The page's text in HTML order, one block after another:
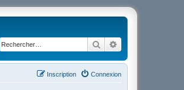
Rechercher
Connexion
Inscription